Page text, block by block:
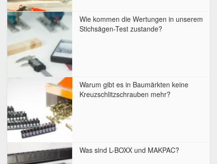
Wie kommen die Wertungen in unserem
Stichsägen-Test zustande?
Warum gibt es in Baumärkten keine
Kreuzschlitzschrauben mehr?
Was sind L-BOXX und MAKPAC?